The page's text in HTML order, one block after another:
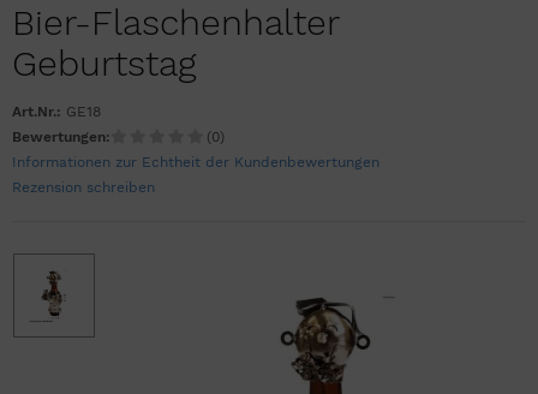
Bier-Flaschenhalter
Geburtstag
Art.Nr.: GE18
Bewertungen:
(0)
Informationen zur Echtheit der Kundenbewertungen
Rezension schreiben